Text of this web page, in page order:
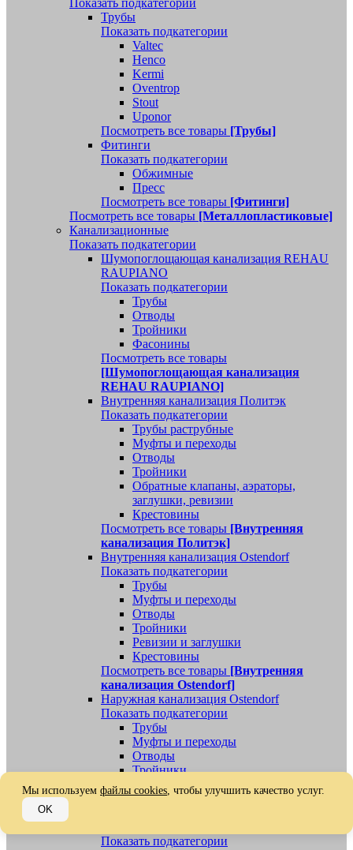
Показать подкатегории
Трубы
Показать подкатегории
Valtec
Henco
Kermi
Oventrop
Stout
Uponor
Посмотреть все товары [Трубы]
Фитинги
Показать подкатегории
Обжимные
Пресс
Посмотреть все товары [Фитинги]
Посмотреть все товары [Металлопластиковые]
Канализационные
Показать подкатегории
Шумопоглощающая канализация REHAU
RAUPIANO
Показать подкатегории
Трубы
Отводы
Тройники
Фасонины
Посмотреть все товары
[Шумопоглощающая канализация
REHAU RAUPIANO]
Внутренняя канализация Политэк
Показать подкатегории
Трубы раструбные
Муфты и переходы
Отводы
Тройники
Обратные клапаны, аэраторы,
заглушки, ревизии
Крестовины
Посмотреть все товары [Внутренняя
канализация Политэк]
Внутренняя канализация Ostendorf
Показать подкатегории
Трубы
Муфты и переходы
Отводы
Тройники
Ревизии и заглушки
Крестовины
Посмотреть все товары [Внутренняя
канализация Ostendorf]
Наружная канализация Ostendorf
Показать подкатегории
Трубы
Муфты и переходы
Отводы
Тройники
Ревизии, заглушки, обратные клапаны
Посмотреть все товары[Наружная
Показать подкатегории
Мы используем файлы cookies, чтобы улучшить качество услуг.
OK